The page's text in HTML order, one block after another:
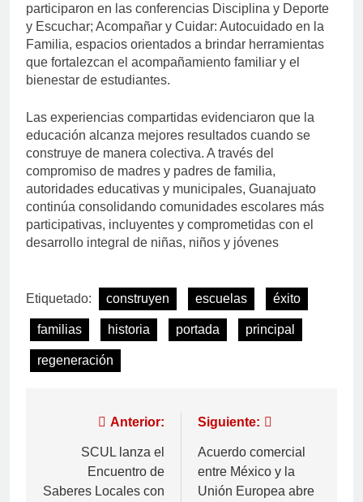
participaron en las conferencias Disciplina y Deporte
y Escuchar; Acompañar y Cuidar: Autocuidado en la
Familia, espacios orientados a brindar herramientas
que fortalezcan el acompañamiento familiar y el
bienestar de estudiantes.
Las experiencias compartidas evidenciaron que la
educación alcanza mejores resultados cuando se
construye de manera colectiva. A través del
compromiso de madres y padres de familia,
autoridades educativas y municipales, Guanajuato
continúa consolidando comunidades escolares más
participativas, incluyentes y comprometidas con el
desarrollo integral de niñas, niños y jóvenes
Etiquetado: construyen escuelas éxito
familias historia portada principal
regeneración
Anterior:
SCUL lanza el
Encuentro de
Saberes Locales con
Siguiente:
Acuerdo comercial
entre México y la
Unión Europea abre